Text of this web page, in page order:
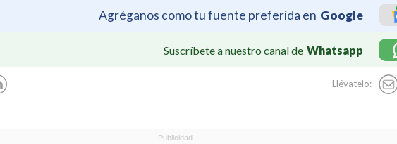
Agréganos como tu fuente preferida en Google
Suscríbete a nuestro canal de Whatsapp
Llévatelo: